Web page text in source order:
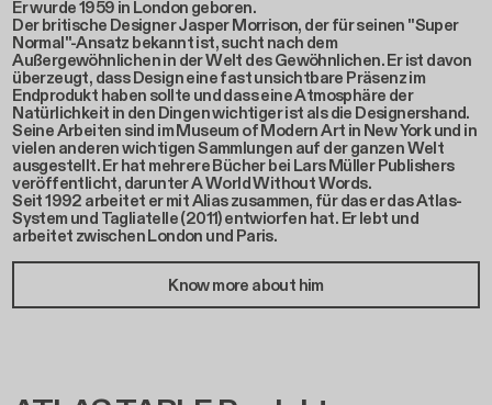
Natürlichkeit in den Dingen wichtiger ist als die Designershand.
Seine Arbeiten sind im Museum of Modern Art in New York und in
vielen anderen wichtigen Sammlungen auf der ganzen Welt
ausgestellt. Er hat mehrere Bücher bei Lars Müller Publishers
veröffentlicht, darunter A World Without Words.
Seit 1992 arbeitet er mit Alias zusammen, für das er das Atlas-
System und Tagliatelle (2011) entwiorfen hat. Er lebt und
arbeitet zwischen London und Paris.
Know more about him
ATLAS TABLE Produkte